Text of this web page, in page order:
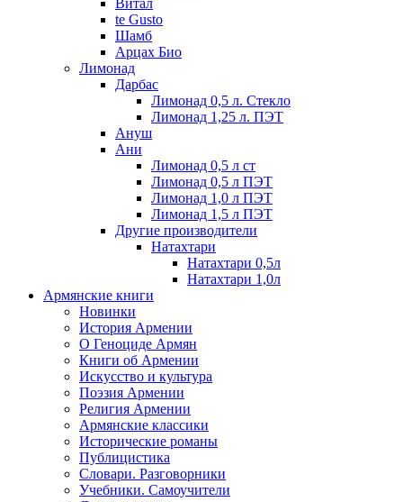
Витал
te Gusto
Шамб
Арцах Био
Лимонад
Дарбас
Лимонад 0,5 л. Стекло
Лимонад 1,25 л. ПЭТ
Ануш
Ани
Лимонад 0,5 л ст
Лимонад 0,5 л ПЭТ
Лимонад 1,0 л ПЭТ
Лимонад 1,5 л ПЭТ
Другие производители
Натахтари
Натахтари 0,5л
Натахтари 1,0л
Армянские книги
Новинки
История Армении
О Геноциде Армян
Книги об Армении
Иcкусство и культура
Поэзия Армении
Религия Армении
Армянские классики
Исторические романы
Публицистика
Словари. Разговорники
Учебники. Самоучители